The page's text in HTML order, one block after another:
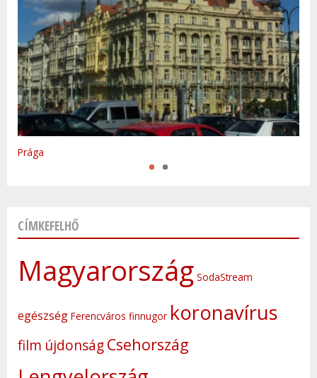
Prága
Varsó
CÍMKEFELHŐ
Magyarország SodaStream
egészség Ferencváros finnugor koronavírus
film újdonságCsehország